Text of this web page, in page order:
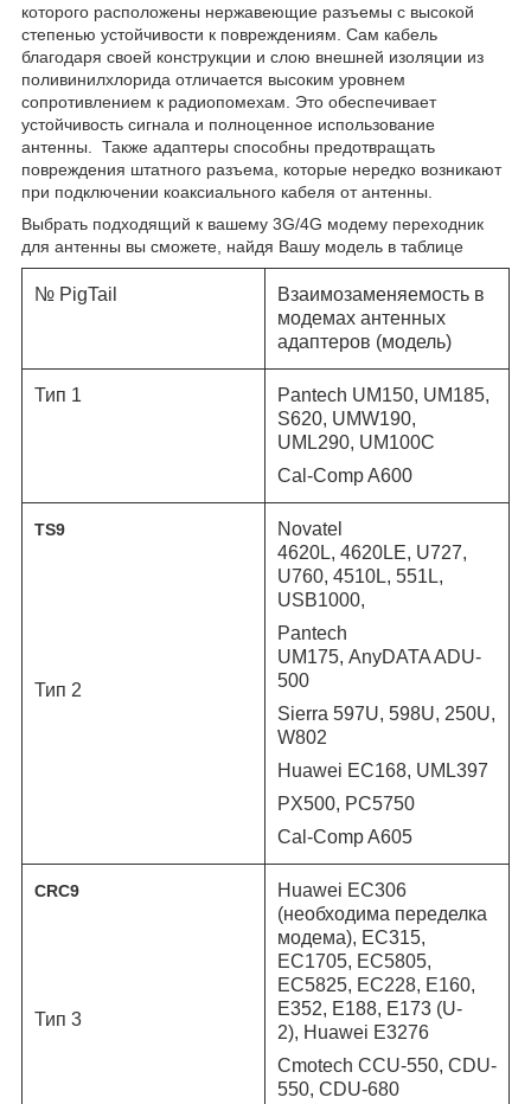
которого расположены нержавеющие разъемы с высокой
степенью устойчивости к повреждениям. Сам кабель
благодаря своей конструкции и слою внешней изоляции из
поливинилхлорида отличается высоким уровнем
сопротивлением к радиопомехам. Это обеспечивает
устойчивость сигнала и полноценное использование
антенны. Также адаптеры способны предотвращать
повреждения штатного разъема, которые нередко возникают
при подключении коаксиального кабеля от антенны.
Выбрать подходящий к вашему 3G/4G модему переходник
для антенны вы сможете, найдя Вашу модель в таблице
№ PigTail
Взаимозаменяемость в
модемах антенных
адаптеров (модель)
Тип 1
Pantech UM150, UM185,
S620, UMW190,
UML290, UM100C
Cal-Comp A600
TS9
Тип 2
Novatel
4620L, 4620LE, U727,
U760, 4510L, 551L,
USB1000,
Pantech
UM175, AnyDATA ADU-
500
Sierra 597U, 598U, 250U,
W802
Huawei EC168, UML397
PX500, PC5750
Cal-Comp A605
CRC9
Тип 3
Huawei EC306
(необходима переделка
модема), EC315,
EC1705, EC5805,
EC5825, EC228, E160,
E352, E188, E173 (U-
2), Huawei E3276
Cmotech CCU-550, CDU-
550, CDU-680